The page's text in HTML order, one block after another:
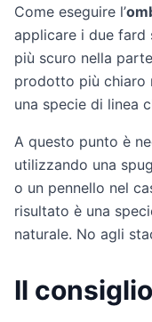
Come eseguire l’
applicare i due fard
più scuro nella
prodotto più chiaro
una specie di linea
A questo punto è
utilizzando una
o un pennello nel
risultato è una
naturale. No agli
Il